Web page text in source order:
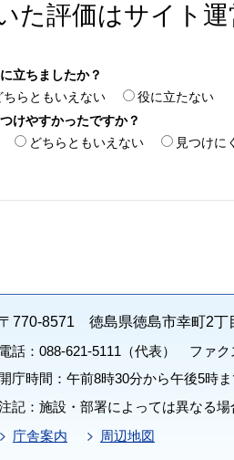
た評価はサイト
立ちましたか？
ちらともいえない
役に立たない
けやすかったですか？
どちらともいえない 見つけに
〒770-8571 徳島県徳島市幸町2丁
電話：088-621-5111（代表） ファク
開庁時間：午前8時30分から午後5時
記：施設・部署によっては異なる
庁舎案内
周辺地図